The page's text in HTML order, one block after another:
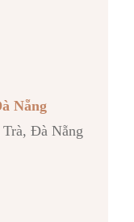
Nẵng
Đà Nẵng